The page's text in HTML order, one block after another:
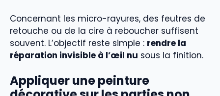
Concernant les micro-rayures, des feutres de
retouche ou de la cire à reboucher suffisent
souvent. L’objectif reste simple : rendre la
réparation invisible à l’œil nu sous la finition.
Appliquer une peinture